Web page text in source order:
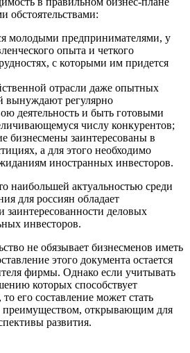
обстоятельствами:
молодыми предпринимателями, у
опыта и четкого
с которыми им придется
отрасли даже опытных
вынуждают регулярно
деятельность и быть готовыми
числу конкурентов;
бизнесмены заинтересованы в
а для этого необходимо
иностранных инвесторов.
наибольшей актуальностью среди
для россиян обладает
заинтересованности деловых
инвесторов.
не обязывает бизнесменов иметь
этого документа остается
фирмы. Однако если учитывать
которых способствует
его составление может стать
открывающим для
развития.